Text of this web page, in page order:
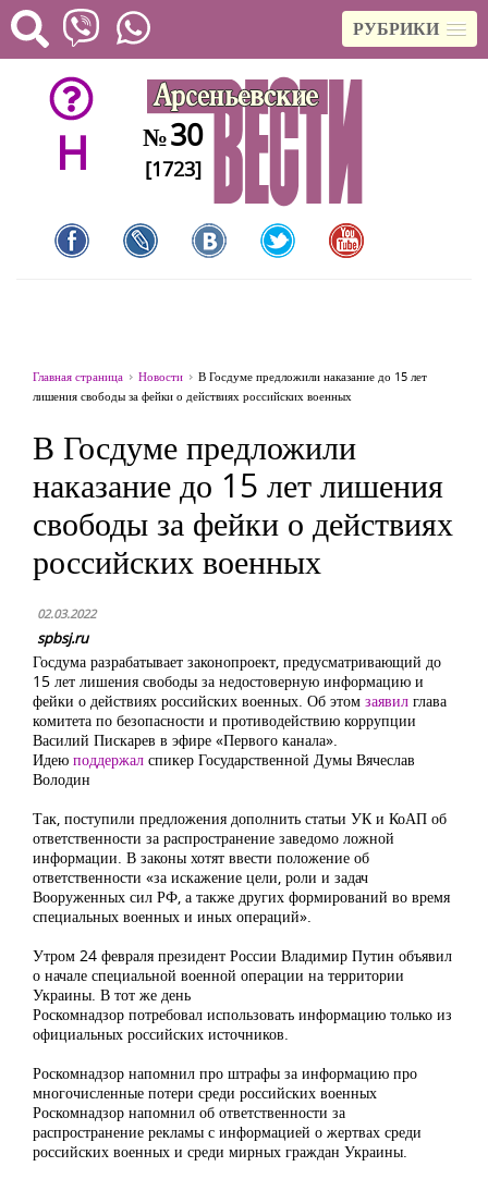
РУБРИКИ
H №30
[1723]
Главная страница Новости
В Госдуме предложили наказание до 15 лет
лишения свободы за фейки о действиях российских военных
В Госдуме предложили
наказание до 15 лет лишения
свободы за фейки о действиях
российских военных
02.03.2022
spbsj.ru
Госдума разрабатывает законопроект, предусматривающий до
15 лет лишения свободы за недостоверную информацию и
фейки о действиях российских военных. Об этом заявил глава
комитета по безопасности и противодействию коррупции
Василий Пискарев в эфире «Первого канала».
Идею поддержал спикер Государственной Думы Вячеслав
Володин
Так, поступили предложения дополнить статьи УК и КоАП об
ответственности за распространение заведомо ложной
информации. В законы хотят ввести положение об
ответственности «за искажение цели, роли и задач
Вооруженных сил РФ, а также других формирований во время
специальных военных и иных операций».
Утром 24 февраля президент России Владимир Путин объявил
о начале специальной военной операции на территории
Украины. В тот же день
Роскомнадзор потребовал использовать информацию только из
официальных российских источников.
Роскомнадзор напомнил про штрафы за информацию про
многочисленные потери среди российских военных
Роскомнадзор напомнил об ответственности за
распространение рекламы с информацией о жертвах среди
российских военных и среди мирных граждан Украины.